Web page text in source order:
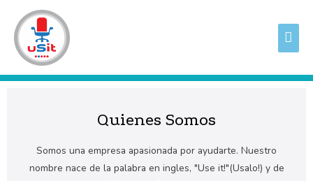
contenido
Quienes Somos
Somos una empresa apasionada por ayudarte. Nuestro
nombre nace de la palabra en ingles, "Use it!"(Usalo!) y de